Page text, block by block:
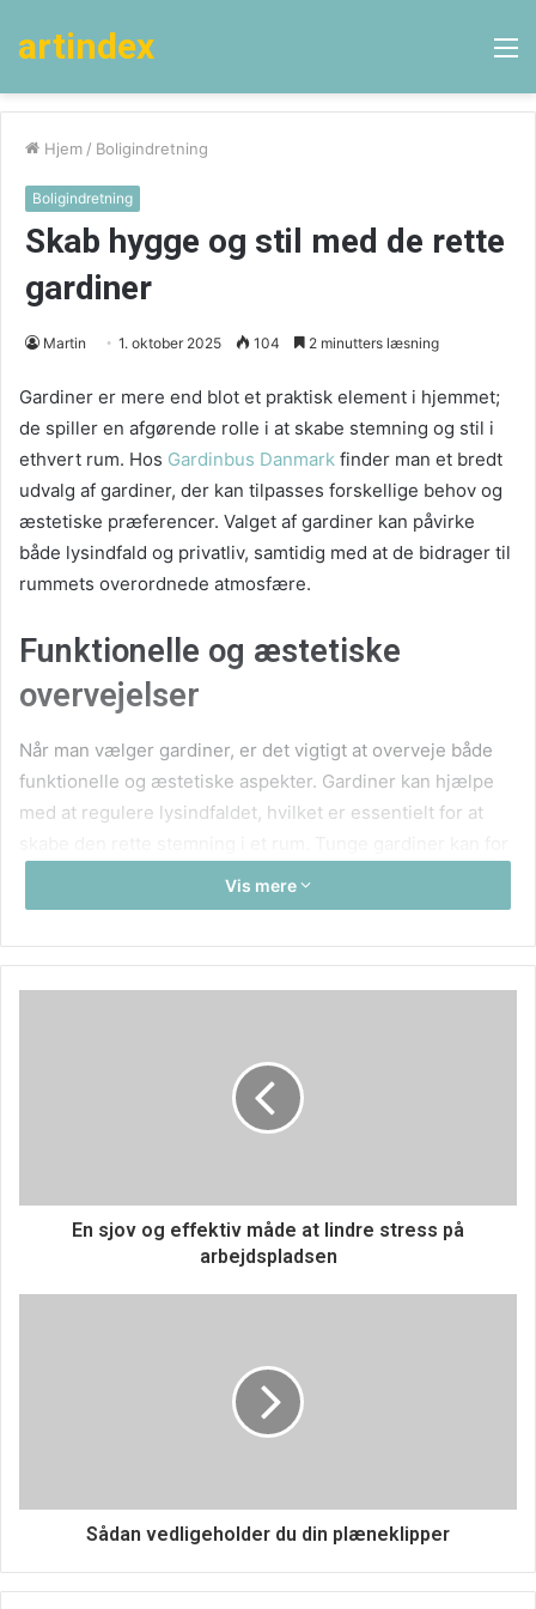
artindex
Hjem / Boligindretning
Boligindretning
Skab hygge og stil med de rette
gardiner
Martin 1. oktober 2025 104 2 minutters læsning
Gardiner er mere end blot et praktisk element i hjemmet;
de spiller en afgørende rolle i at skabe stemning og stil i
ethvert rum. Hos Gardinbus Danmark finder man et bredt
udvalg af gardiner, der kan tilpasses forskellige behov og
æstetiske præferencer. Valget af gardiner kan påvirke
både lysindfald og privatliv, samtidig med at de bidrager til
rummets overordnede atmosfære.
Funktionelle og æstetiske
overvejelser
Når man vælger gardiner, er det vigtigt at overveje både
funktionelle og æstetiske aspekter. Gardiner kan hjælpe
med at regulere lysindfaldet, hvilket er essentielt for at
eksempel blokere for lys og skabe en hyggelig, intim
atmosfære, mens lette, gennemsigtige gardiner kan slippe
Gardinbus Danmark kan man finde gardiner, der passer til
Materialer og stilarter
egenskaber, der kan påvirke både udseendet og
funktionen af gardinerne. For eksempel kan
mellem mange forskellige materialer og stilarter, så man
kan finde det perfekte match til sit hjem.
En anden fordel ved at vælge gardiner fra Gardinbus
Vis mere
En sjov og effektiv måde at lindre stress på
arbejdspladsen
Sådan vedligeholder du din plæneklipper